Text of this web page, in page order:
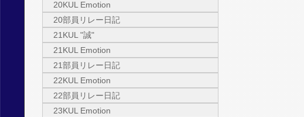
20KUL Emotion
20部員リレー日記
21KUL "誠"
21KUL Emotion
21部員リレー日記
22KUL Emotion
22部員リレー日記
23KUL Emotion